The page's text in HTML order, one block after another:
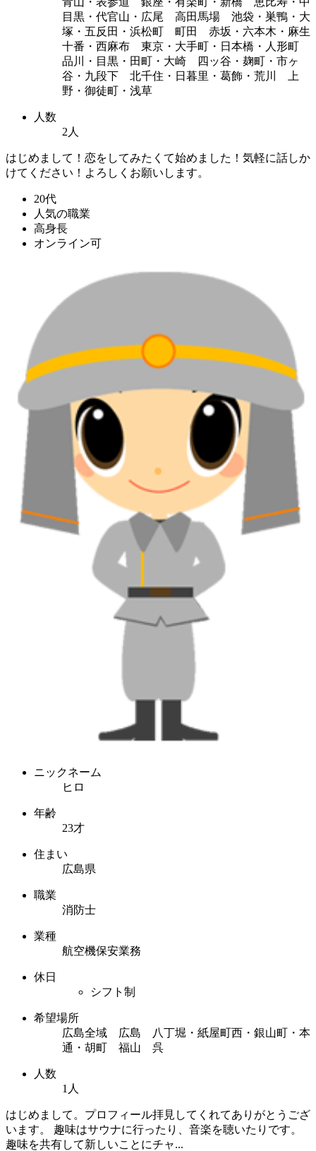
目黒・代官山・広尾 高田馬場 池袋・巣鴨・大
塚・五反田・浜松町 町田 赤坂・六本木・麻生
十番・西麻布 東京・大手町・日本橋・人形町
品川・目黒・田町・大崎 四ッ谷・麹町・市ヶ
谷・九段下 北千住・日暮里・葛飾・荒川 上
野・御徒町・浅草
人数
2人
はじめまして！恋をしてみたくて始めました！気軽に話しか
けてください！よろしくお願いします。
20代
人気の職業
高身長
オンライン可
ニックネーム
ヒロ
年齢
23才
住まい
広島県
職業
消防士
業種
航空機保安業務
休日
シフト制
希望場所
広島全域 広島 八丁堀・紙屋町西・銀山町・本
通・胡町 福山 呉
人数
1人
はじめまして。プロフィール拝見してくれてありがとうござ
います。 趣味はサウナに行ったり、音楽を聴いたりです。
趣味を共有して新しいことにチャ...